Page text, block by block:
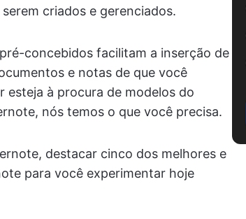
criados e gerenciados.
concebidos facilitam a inserção de
e notas de que você
esteja à procura de modelos do
nós temos o que você precisa.
destacar cinco dos melhores e
para você experimentar hoje